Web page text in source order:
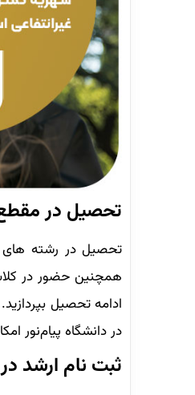
تحصیل در مقطع
تحصیل در رشته های
همچنین حضور در
ادامه تحصیل
در دانشگاه پیام‌نور
ثبت نام ارشد